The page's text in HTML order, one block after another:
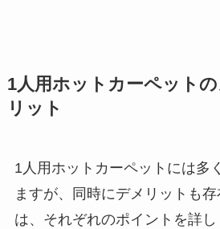
1人用ホットカーペット
リット
1人用ホットカーペットには多
ますが、同時にデメリットも
は、それぞれのポイントを詳し